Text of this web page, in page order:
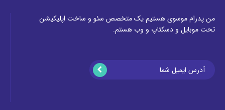
من پدرام موسوی هستیم یک متخصص سئو و ساخت اپلیکیشن
تحت موبایل و دسکتاپ و وب هستم.